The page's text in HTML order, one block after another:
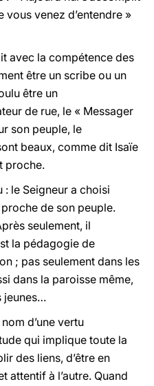
vous venez d’entendre »
avec la compétence des
être un scribe ou un
être un
de rue, le « Messager
son peuple, le
beaux, comme dit Isaïe
proche.
le Seigneur a choisi
proche de son peuple.
seulement, il
la pédagogie de
; pas seulement dans les
dans la paroisse même,
jeunes…
d’une vertu
qui implique toute la
des liens, d’être en
attentif à l’autre. Quand